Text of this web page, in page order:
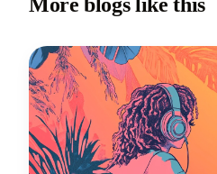
More blogs like this